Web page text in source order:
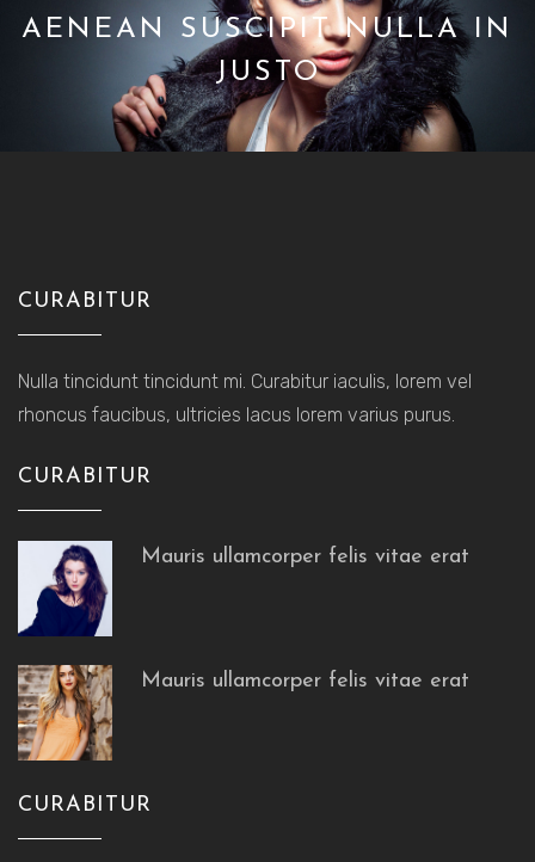
AENEAN SUSCIPIT NULLA IN
JUSTO
CURABITUR
Nulla tincidunt tincidunt mi. Curabitur iaculis, lorem vel
rhoncus faucibus, ultricies lacus lorem varius purus.
CURABITUR
Mauris ullamcorper felis vitae erat
Mauris ullamcorper felis vitae erat
CURABITUR